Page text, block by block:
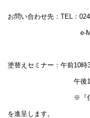
お問い合わせ先：TEL：
e-MAIL：
塗替えセミナー：午前10時
午後14時
※『住宅塗替え工
を進呈します。